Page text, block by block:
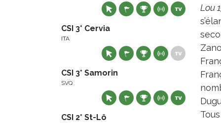
Lou
CSI 3* Cervia
ITA
CSI 3* Samorin
SVQ
CSI 2* St-Lô